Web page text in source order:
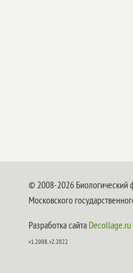
© 2008-2026 Биологический
Московского
Разработка сайта Decollage.ru
v1.2008, v2.2022